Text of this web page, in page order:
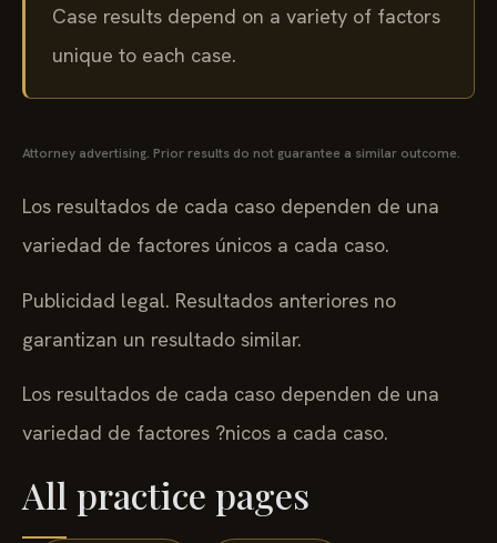
Case results depend on a variety of factors
unique to each case.
Attorney advertising. Prior results do not guarantee a similar outcome.
Los resultados de cada caso dependen de una
variedad de factores únicos a cada caso.
Publicidad legal. Resultados anteriores no
garantizan un resultado similar.
Los resultados de cada caso dependen de una
variedad de factores ?nicos a cada caso.
All practice pages